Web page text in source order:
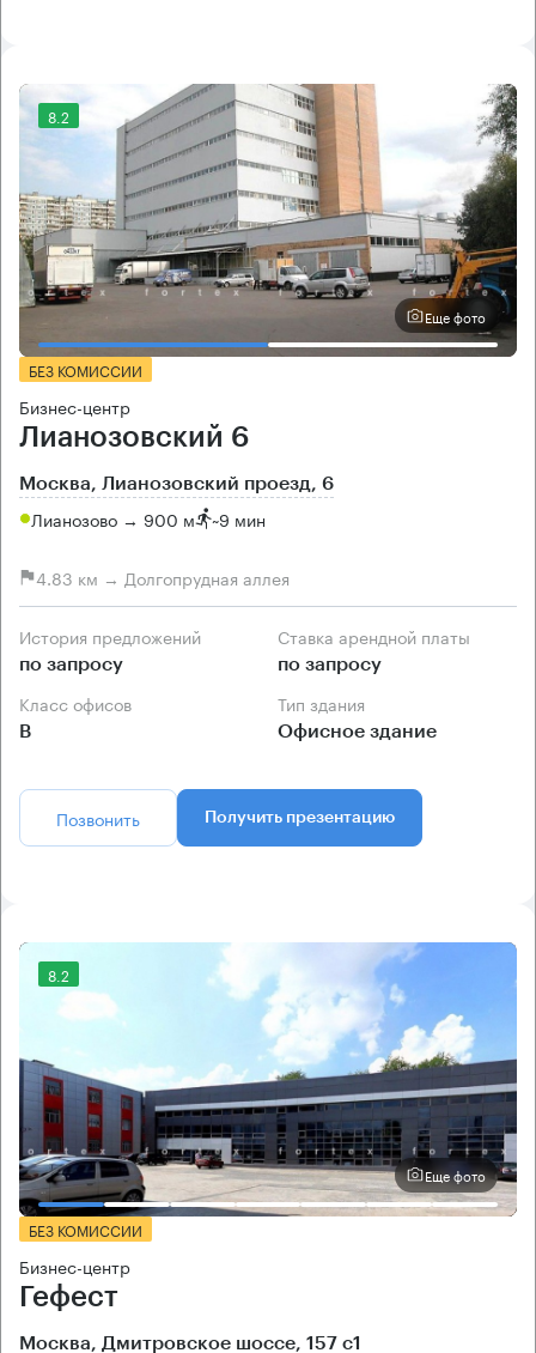
8.2
Еще фото
БЕЗ КОМИССИИ
Бизнес-центр
Лианозовский 6
Москва, Лианозовский проезд, 6
Лианозово → 900 м ~9 мин
4.83 км → Долгопрудная аллея
История предложений
по запросу
Ставка арендной платы
по запросу
Класс офисов
B
Тип здания
Офисное здание
Позвонить Получить презентацию
8.2
Еще фото
БЕЗ КОМИССИИ
Бизнес-центр
Гефест
Москва, Дмитровское шоссе, 157 с1